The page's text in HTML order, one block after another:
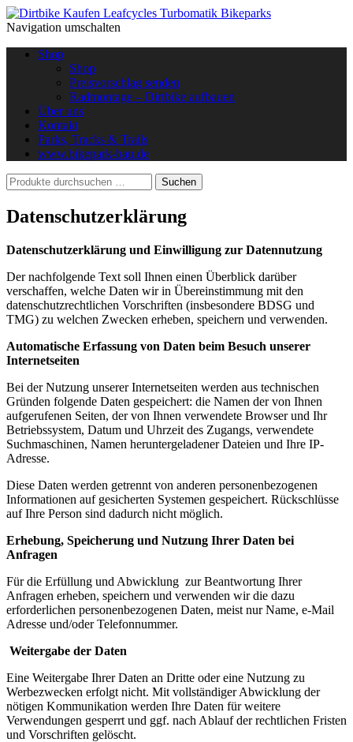
Navigation umschalten
Shop
Shop
Preisvorschlag senden
Radmontage – Dirtbike aufbauen
Über uns
Kontakt
Parks, Tracks & Trails
www.bikepark-bau.de
Datenschutzerklärung
Datenschutzerklärung und Einwilligung zur Datennutzung
Der nachfolgende Text soll Ihnen einen Überblick darüber
verschaffen, welche Daten wir in Übereinstimmung mit den
datenschutzrechtlichen Vorschriften (insbesondere BDSG und
TMG) zu welchen Zwecken erheben, speichern und verwenden.
Automatische Erfassung von Daten beim Besuch unserer
Internetseiten
Bei der Nutzung unserer Internetseiten werden aus technischen
Gründen folgende Daten gespeichert: die Namen der von Ihnen
aufgerufenen Seiten, der von Ihnen verwendete Browser und Ihr
Betriebssystem, Datum und Uhrzeit des Zugangs, verwendete
Suchmaschinen, Namen heruntergeladener Dateien und Ihre IP-
Adresse.
Diese Daten werden getrennt von anderen personenbezogenen
Informationen auf gesicherten Systemen gespeichert. Rückschlüsse
auf Ihre Person sind dadurch nicht möglich.
Erhebung, Speicherung und Nutzung Ihrer Daten bei
Anfragen
Für die Erfüllung und Abwicklung zur Beantwortung Ihrer
Anfragen erheben, speichern und verwenden wir die dazu
erforderlichen personenbezogenen Daten, meist nur Name, e-Mail
Adresse und/oder Telefonnummer.
Weitergabe der Daten
Eine Weitergabe Ihrer Daten an Dritte oder eine Nutzung zu
Werbezwecken erfolgt nicht. Mit vollständiger Abwicklung der
nötigen Kommunikation werden Ihre Daten für weitere
Verwendungen gesperrt und ggf. nach Ablauf der rechtlichen Fristen
und Vorschriften gelöscht.